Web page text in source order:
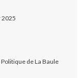
2025
de La Baule